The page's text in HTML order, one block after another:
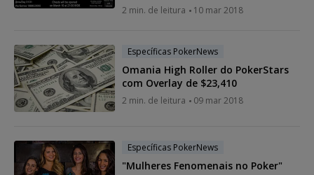
2 min. de leitura 10 mar 2018
Específicas PokerNews
Omania High Roller do PokerStars
com Overlay de $23,410
2 min. de leitura 09 mar 2018
Específicas PokerNews
"Mulheres Fenomenais no Poker"